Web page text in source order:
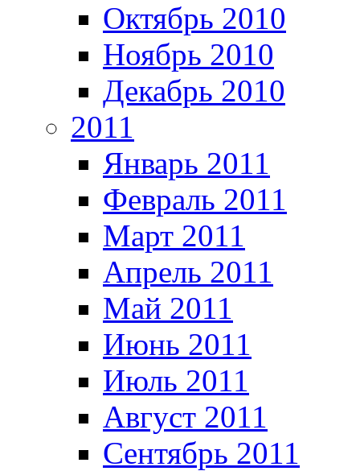
Октябрь 2010
Ноябрь 2010
Декабрь 2010
2011
Январь 2011
Февраль 2011
Март 2011
Апрель 2011
Май 2011
Июнь 2011
Июль 2011
Август 2011
Сентябрь 2011